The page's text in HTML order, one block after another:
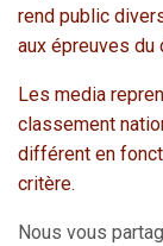
rend public
aux épreuves du
Les media
classement
différent en
critère.
Nous vous